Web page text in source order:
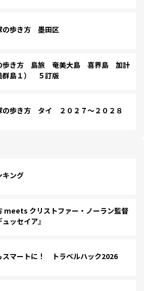
の歩き方 墨田区
歩き方 島旅 奄美大島 喜界島 加計
群島１） ５訂版
歩き方 タイ ２０２７～２０２８
キング
meets クリストファー・ノーラン監督
ッセイア』
スマートに！ トラベルハック2026